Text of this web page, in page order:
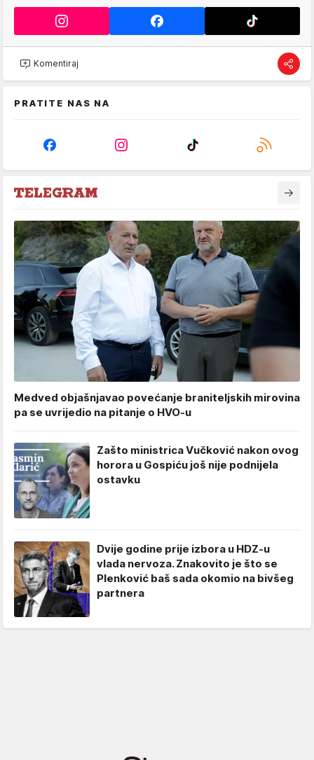
Komentiraj
PRATITE NAS NA
Medved objašnjavao povećanje braniteljskih mirovina
pa se uvrijedio na pitanje o HVO-u
Zašto ministrica Vučković nakon ovog
horora u Gospiću još nije podnijela
ostavku
Dvije godine prije izbora u HDZ-u
vlada nervoza. Znakovito je što se
Plenković baš sada okomio na bivšeg
partnera